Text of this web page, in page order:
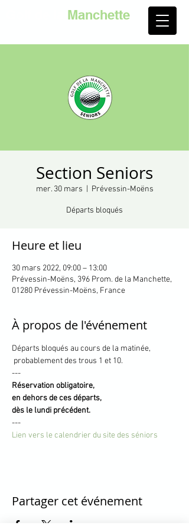
Manchette
Section Seniors
mer. 30 mars Prévessin-Moëns
Départs bloqués
Heure et lieu
30 mars 2022, 09:00 – 13:00
Prévessin-Moëns, 396 Prom. de la Manchette,
01280 Prévessin-Moëns, France
À propos de l'événement
Départs bloqués au cours de la matinée,
probablement des trous 1 et 10.
---
Réservation obligatoire,
en dehors de ces départs,
dès le lundi précédent.
---
Lien vers le calendrier du site des séniors
Partager cet événement